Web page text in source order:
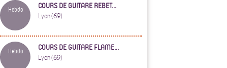
Hebdo COURS DE GUITARE REBET...
Lyon (69)
Hebdo COURS DE GUITARE FLAME...
Lyon (69)